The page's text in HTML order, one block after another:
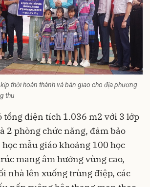
thời hoàn thành và bàn giao cho địa phương
thu
tổng diện tích 1.036 m2 với 3 lớp
2 phòng chức năng, đảm bảo
mẫu giáo khoảng 100 học
mang âm hưởng vùng cao,
nhà lên xuống trùng điệp, các